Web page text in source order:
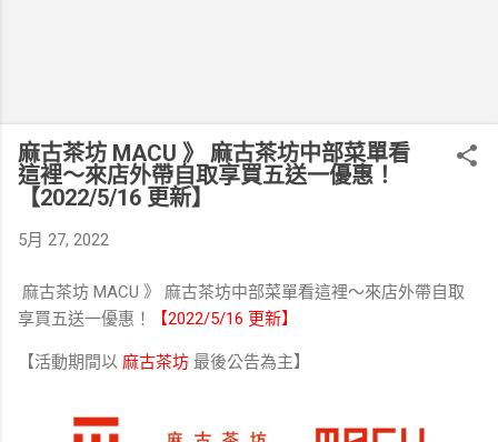
麻古茶坊 MACU 》 麻古茶坊中部菜單看
這裡～來店外帶自取享買五送一優惠！
【2022/5/16 更新】
5月 27, 2022
麻古茶坊 MACU 》 麻古茶坊中部菜單看這裡～來店外帶自取
享買五送一優惠！
【2022/5/16 更新】
【活動期間以 麻古茶坊 最後公告為主】